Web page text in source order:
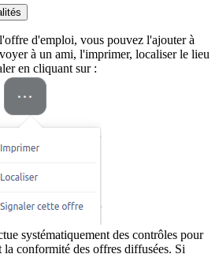
d'emploi, vous pouvez l'ajouter à
à un ami, l'imprimer, localiser le lieu
en cliquant sur :
systématiquement des contrôles pour
conformité des offres diffusées. Si